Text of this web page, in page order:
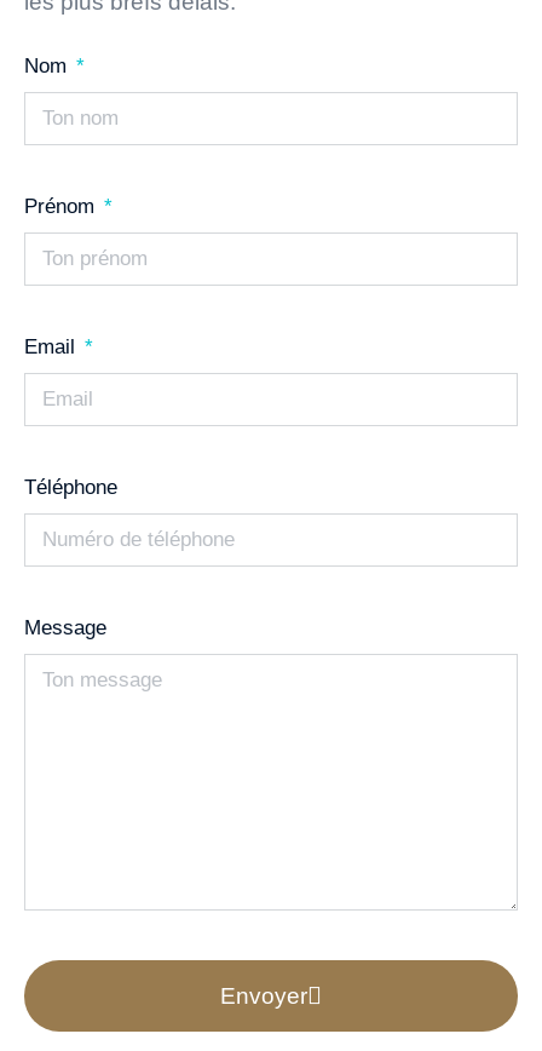
Nom
Prénom
Email
Téléphone
Message
Envoyer